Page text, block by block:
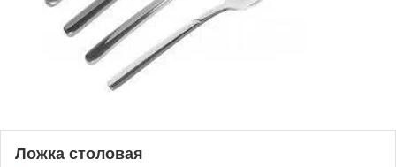
Ложка столовая